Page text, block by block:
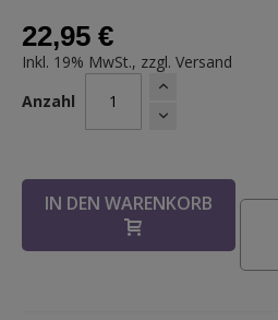
22,95 €
Inkl. 19% MwSt., zzgl. Versand
Anzahl
IN DEN WARENKORB